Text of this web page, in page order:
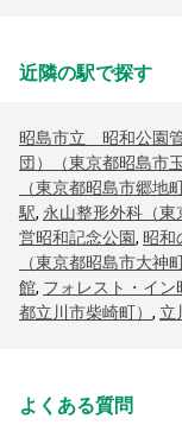
近隣の駅で探す
昭島市立 昭和公園
団）（東京都昭島市
（東京都昭島市郷地町
駅, 永山整形外科（東
営昭和記念公園, 昭和
（東京都昭島市大神町
館, フォレスト・イン
都立川市柴崎町） , 立
よくある質問